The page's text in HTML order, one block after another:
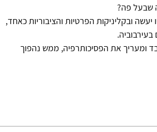
שבעל פה?
יעשה ובקליניקות הפרטיות והציבוריות כאחד,
ומעריך את הפסיכותרפיה, ממש נהפוך